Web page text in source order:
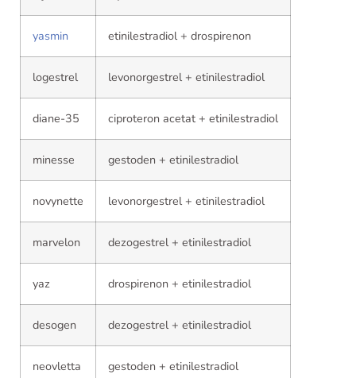
yasmin etinilestradiol + drospirenon
logestrel levonorgestrel + etinilestradiol
diane-35 ciproteron acetat + etinilestradiol
minesse gestoden + etinilestradiol
novynette levonorgestrel + etinilestradiol
marvelon dezogestrel + etinilestradiol
yaz drospirenon + etinilestradiol
desogen dezogestrel + etinilestradiol
neovletta gestoden + etinilestradiol